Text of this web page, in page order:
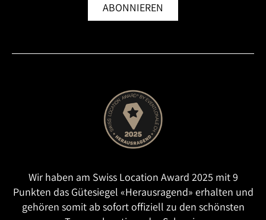
ABONNIEREN
Wir haben am Swiss Location Award 2025 mit 9
Punkten das Gütesiegel «Herausragend» erhalten und
gehören somit ab sofort offiziell zu den schönsten